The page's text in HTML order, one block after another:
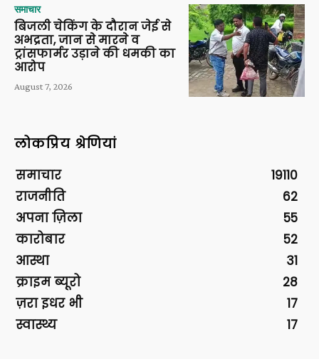
समाचार
बिजली चेकिंग के दौरान जेई से
अभद्रता, जान से मारने व
ट्रांसफार्मर उड़ाने की धमकी का
आरोप
August 7, 2026
लोकप्रिय श्रेणियां
समाचार
19110
राजनीति
62
अपना ज़िला
55
कारोबार
52
आस्था
31
क्राइम ब्यूरो
28
ज़रा इधर भी
17
स्वास्थ्य
17